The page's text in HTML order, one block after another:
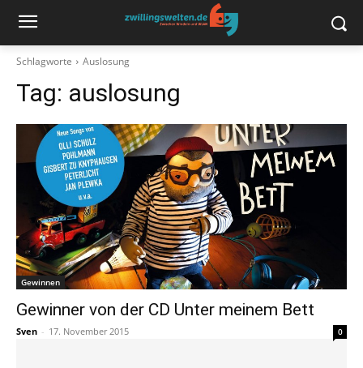
Schlagworte Auslosung
Tag: auslosung
Gewinnen
Gewinner von der CD Unter meinem Bett
Sven - 17. November 2015 0